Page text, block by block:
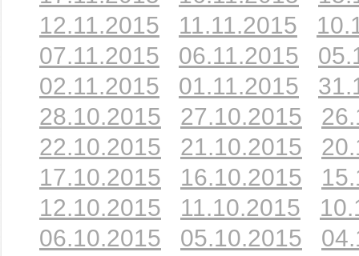
12.11.2015
11.11.2015
07.11.2015
06.11.2015
02.11.2015
01.11.2015
28.10.2015
27.10.2015
22.10.2015
21.10.2015
17.10.2015
16.10.2015
12.10.2015
11.10.2015
06.10.2015
05.10.2015